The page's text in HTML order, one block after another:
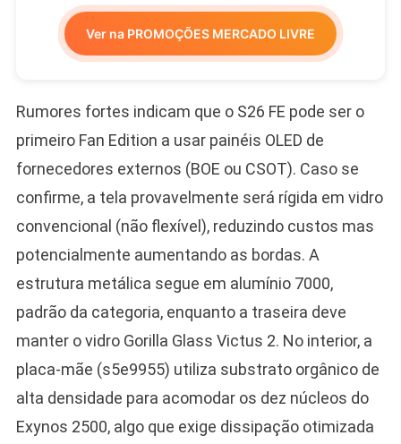
Ver na PROMOÇÕES MERCADO LIVRE
Rumores fortes indicam que o S26 FE pode ser o
primeiro Fan Edition a usar painéis OLED de
fornecedores externos (BOE ou CSOT). Caso se
confirme, a tela provavelmente será rígida em vidro
convencional (não flexível), reduzindo custos mas
potencialmente aumentando as bordas. A
estrutura metálica segue em alumínio 7000,
padrão da categoria, enquanto a traseira deve
manter o vidro Gorilla Glass Victus 2. No interior, a
placa-mãe (s5e9955) utiliza substrato orgânico de
alta densidade para acomodar os dez núcleos do
Exynos 2500, algo que exige dissipação otimizada